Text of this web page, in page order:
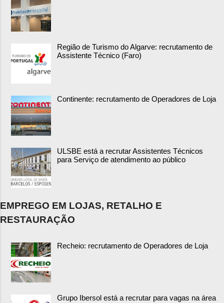
Região de Turismo do Algarve: recrutamento de
Assistente Técnico (Faro)
Continente: recrutamento de Operadores de Loja
ULSBE está a recrutar Assistentes Técnicos
para Serviço de atendimento ao público
EMPREGO EM LOJAS, RETALHO E
RESTAURAÇÃO
Recheio: recrutamento de Operadores de Loja
Grupo Ibersol está a recrutar para vagas na área